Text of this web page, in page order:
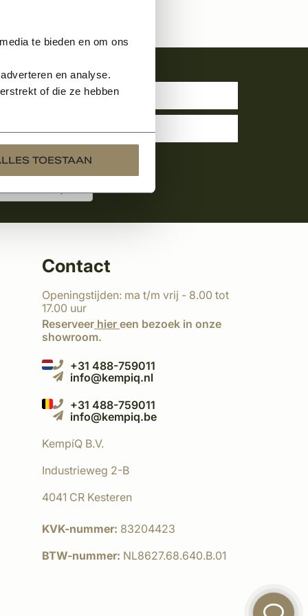
te bieden en om ons
en analyse.
of die ze hebben
TOESTAAN
Contact
Openingstijden: ma t/m vrij - 8.00 tot
17.00 uur
Reserveer hier een bezoek in onze
showroom.
+31 488-759011
info@kempiq.nl
+31 488-759011
info@kempiq.be
KempíQ B.V.
Industrieweg 2-B
4041 CR Kesteren
KVK-nummer: 83204423
BTW-nummer: NL8627.68.640.B.01